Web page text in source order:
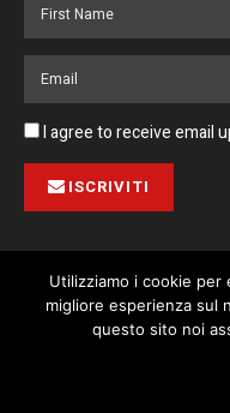
I agree to receive email
ISCRIVITI
Pubblicità Collabora con
© 2023 Corriere di Malta /
This website uses cookies.
Utilizziamo i cookie per
migliore esperienza sul
questo sito noi